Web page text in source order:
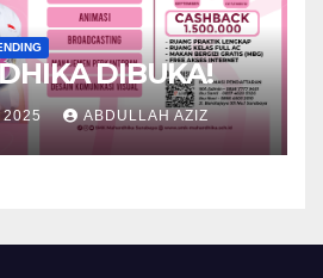
DIBUKA!
2025 ABDULLAH AZIZ